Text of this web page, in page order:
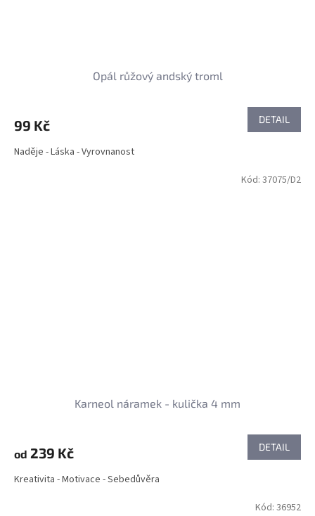
Opál růžový andský troml
99 Kč DETAIL
Naděje - Láska - Vyrovnanost
Karneol náramek - kulička 4 mm
od 239 Kč DETAIL
Kreativita - Motivace - Sebedůvěra
Kód: 37075/D2
Kód: 36952